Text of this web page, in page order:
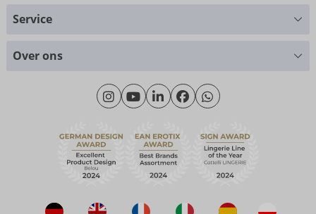
Maandag - Donderdag: 09.00 - 16.00 uur
Vrijdag: 09.00 - 15.00 uur
Contact opnemen met
Veelgestelde vragen (FAQ)
Service
Over ons
Over ons
Duurzaamheid
eroFame